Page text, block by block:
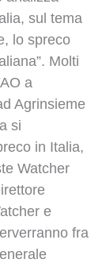
sul tema
lo spreco
Molti
a
Agrinsieme
si
in Italia,
Watcher
e
fra